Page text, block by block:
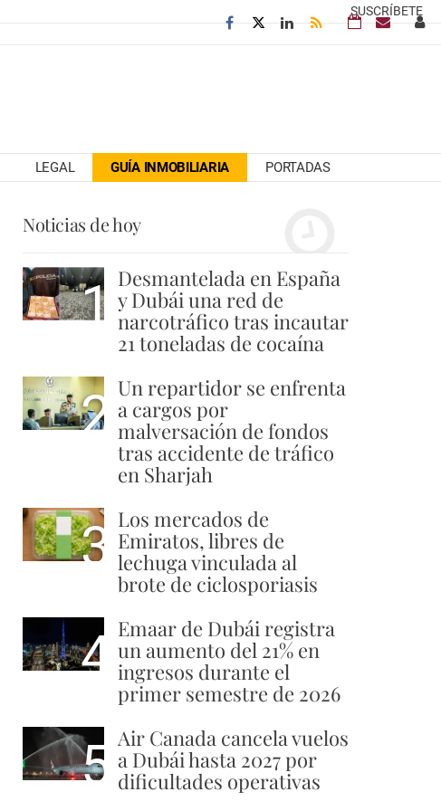
SUSCRÍBETE
LEGAL GUÍA INMOBILIARIA PORTADAS
Noticias de hoy
1 Desmantelada en España
y Dubái una red de
narcotráfico tras incautar
21 toneladas de cocaína
2 Un repartidor se enfrenta
a cargos por
malversación de fondos
tras accidente de tráfico
en Sharjah
3 Los mercados de
Emiratos, libres de
lechuga vinculada al
brote de ciclosporiasis
4 Emaar de Dubái registra
un aumento del 21% en
ingresos durante el
primer semestre de 2026
5 Air Canada cancela vuelos
a Dubái hasta 2027 por
dificultades operativas